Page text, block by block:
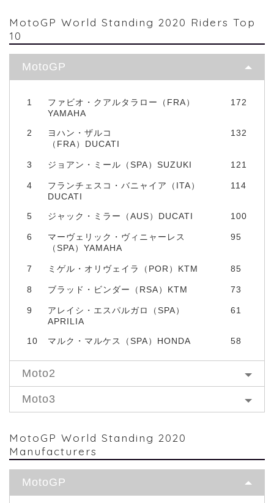
MotoGP World Standing 2020 Riders Top
10
MotoGP
1
ファビオ・クアルタラロー（FRA）
YAMAHA
172
2
ヨハン・ザルコ
（FRA）DUCATI
132
3 ジョアン・ミール（SPA）SUZUKI 121
4
フランチェスコ・バニャイア（ITA）
DUCATI
114
5 ジャック・ミラー（AUS）DUCATI 100
6
マーヴェリック・ヴィニャーレス
（SPA）YAMAHA
95
7 ミゲル・オリヴェイラ（POR）KTM 85
8 ブラッド・ビンダー（RSA）KTM 73
9
アレイシ・エスパルガロ（SPA）
APRILIA
61
10 マルク・マルケス（SPA）HONDA 58
Moto2
Moto3
MotoGP World Standing 2020
Manufacturers
MotoGP